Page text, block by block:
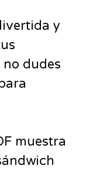
y
dudes
muestra